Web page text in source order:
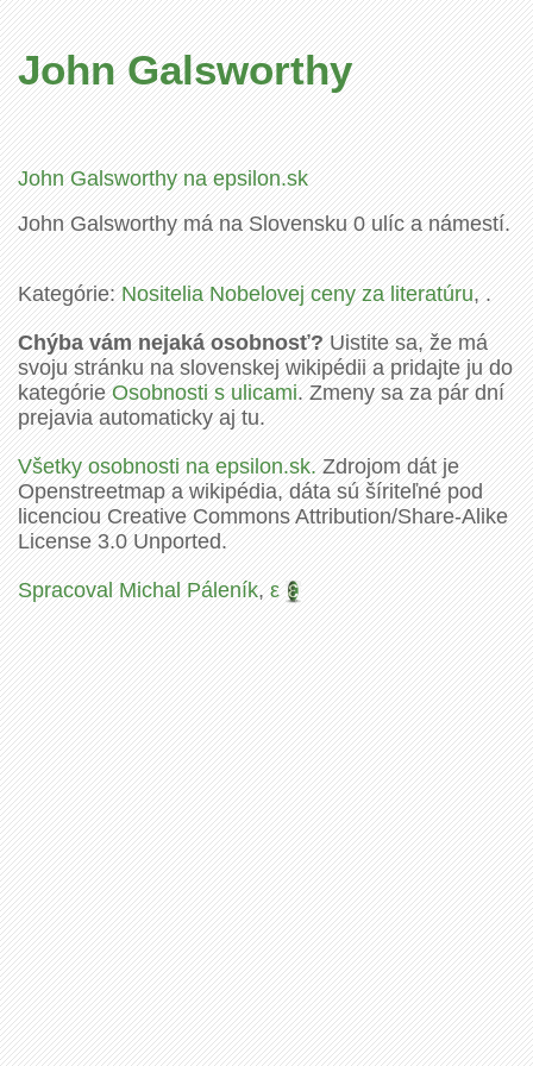
John Galsworthy
John Galsworthy na epsilon.sk
John Galsworthy má na Slovensku 0 ulíc a námestí.
Kategórie:Nositelia Nobelovej ceny za literatúru, .
Chýba vám nejaká osobnosť?Uistite sa, že má
svoju stránku na slovenskej wikipédii a pridajte ju do
kategórieOsobnosti s ulicami. Zmeny sa za pár dní
prejavia automaticky aj tu.
Všetky osobnosti na epsilon.sk.Zdrojom dát je
Openstreetmap a wikipédia, dáta sú šíriteľné pod
licenciou Creative Commons Attribution/Share-Alike
License 3.0 Unported.
Spracoval Michal Páleník,ε